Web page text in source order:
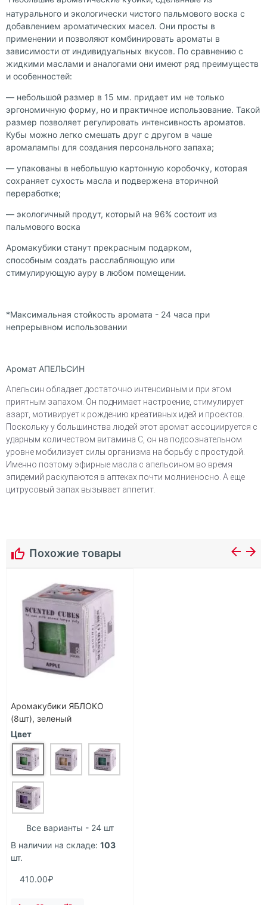
натурального и экологически чистого пальмового воска с
добавлением ароматических масел. Они просты в
применении и позволяют комбинировать ароматы в
зависимости от индивидуальных вкусов. По сравнению с
жидкими маслами и аналогами они имеют ряд преимуществ
и особенностей:
— небольшой размер в 15 мм. придает им не только
эргономичную форму, но и практичное использование. Такой
размер позволяет регулировать интенсивность ароматов.
Кубы можно легко смешать друг с другом в чаше
аромалампы для создания персонального запаха;
— упакованы в небольшую картонную коробочку, которая
сохраняет сухость масла и подвержена вторичной
переработке;
— экологичный продут, который на 96% состоит из
пальмового воска
Аромакубики станут прекрасным подарком,
способным создать расслабляющую или
стимулирующую ауру в любом помещении.
*Максимальная стойкость аромата - 24 часа при
непрерывном использовании
Аромат АПЕЛЬСИН
Апельсин обладает достаточно интенсивным и при этом
приятным запахом. Он поднимает настроение, стимулирует
азарт, мотивирует к рождению креативных идей и проектов.
Поскольку у большинства людей этот аромат ассоциируется с
ударным количеством витамина С, он на подсознательном
уровне мобилизует силы организма на борьбу с простудой.
Именно поэтому эфирные масла с апельсином во время
эпидемий раскупаются в аптеках почти молниеносно. А еще
цитрусовый запах вызывает аппетит.
Похожие товары
Аромакубики ЯБЛОКО
(8шт), зеленый
Цвет
Все варианты - 24 шт
В наличии на складе: 103
шт.
410.00₽